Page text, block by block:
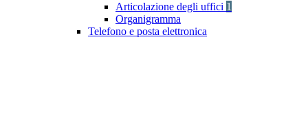
Articolazione degli uffici 1
Organigramma
Telefono e posta elettronica